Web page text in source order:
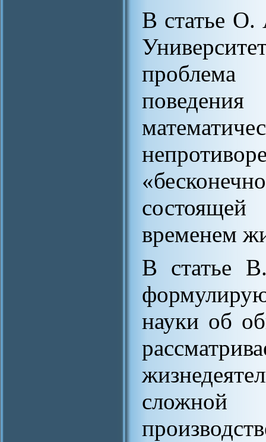
В статье О.
проблема
временем
В статье
науки об